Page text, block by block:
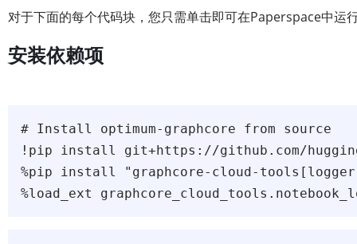
对于下面的每个代码块，您只需单击即可在Paperspace中
安装依赖项
# Install optimum-graphcore from source
!pip install git+https://github.com/
%pip install "graphcore-cloud-